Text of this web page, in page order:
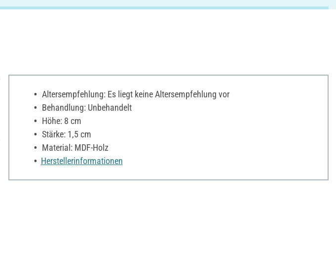
Altersempfehlung: Es liegt keine Altersempfehlung vor
Behandlung: Unbehandelt
Höhe: 8 cm
Stärke: 1,5 cm
Material: MDF-Holz
Herstellerinformationen